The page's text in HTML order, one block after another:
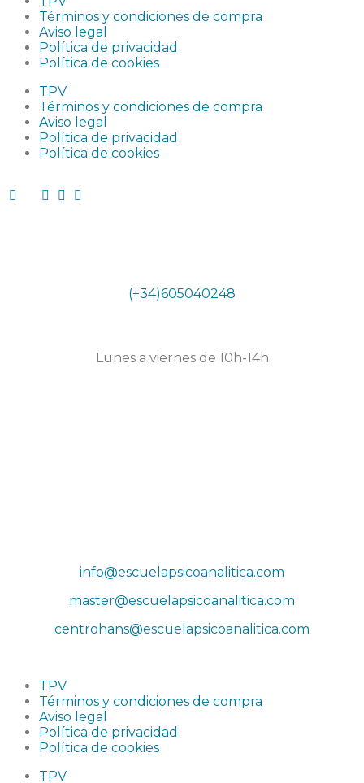
Términos y condiciones de compra
Aviso legal
Política de privacidad
Política de cookies
TPV
Términos y condiciones de compra
Aviso legal
Política de privacidad
Política de cookies
(+34)605040248
Lunes a viernes de 10h-14h
info@escuelapsicoanalitica.com
master@escuelapsicoanalitica.com
centrohans@escuelapsicoanalitica.com
TPV
Términos y condiciones de compra
Aviso legal
Política de privacidad
Política de cookies
TPV